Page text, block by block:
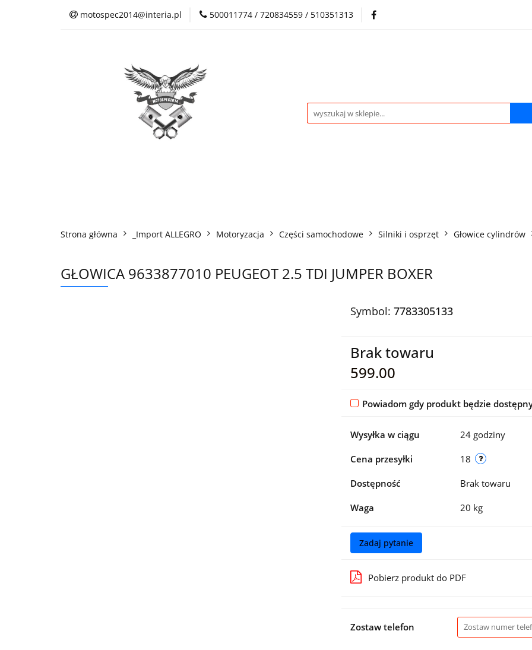
motospec2014@interia.pl 500011774 / 720834559 / 510351313
Sklep Auto Części Regulamin sklepu
Kontakt
Strona główna _Import ALLEGRO Motoryzacja Części samochodowe Silniki i osprzęt Głowice cylindrów
GŁOWICA 9633877010 PEUGEOT 2.5 TDI JUMPER BOXER
Symbol: 7783305133
Brak towaru
599.00
Powiadom gdy produkt będzie
Wysyłka w ciągu 24 godziny
Cena przesyłki 18
Dostępność Brak towaru
Waga 20 kg
Zadaj pytanie
Pobierz produkt do PDF
Zostaw telefon